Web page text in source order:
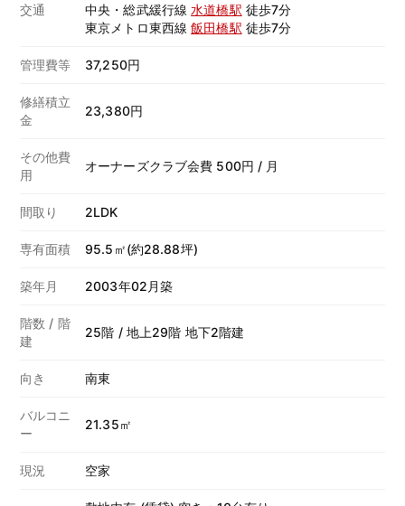
交通
中央・総武緩行線水道橋駅 徒歩7分
東京メトロ東西線飯田橋駅 徒歩7分
管理費等 37,250円
修繕積立
金
23,380円
その他費
用
オーナーズクラブ会費 500円 / 月
間取り 2LDK
専有面積 95.5㎡(約28.88坪)
築年月 2003年02月築
階数 / 階
建
25階 / 地上29階 地下2階建
向き 南東
バルコニ
ー
21.35㎡
現況 空家